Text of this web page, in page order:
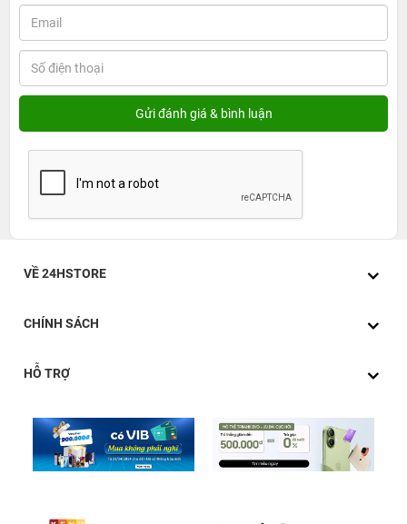
VỀ 24HSTORE
CHÍNH SÁCH
HỖ TRỢ